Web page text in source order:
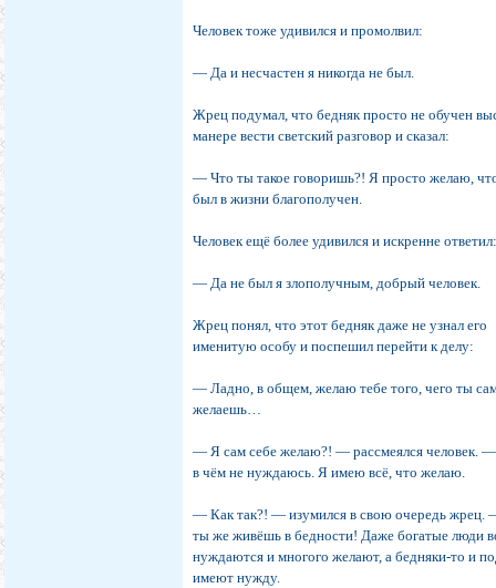
Человек тоже удивился и промолвил:
― Да и несчастен я никогда не был.
Жрец подумал, что бедняк просто не обучен
манере вести светский разговор и сказал:
― Что ты такое говоришь?! Я просто желаю,
был в жизни благополучен.
Человек ещё более удивился и искренне
― Да не был я злополучным, добрый человек.
Жрец понял, что этот бедняк даже не узнал его
именитую особу и поспешил перейти к делу:
― Ладно, в общем, желаю тебе того, чего ты
желаешь…
― Я сам себе желаю?! ― рассмеялся человек.
в чём не нуждаюсь. Я имею всё, что желаю.
― Как так?! ― изумился в свою очередь жрец.
ты же живёшь в бедности! Даже богатые люди
нуждаются и многого желают, а бедняки-то и
имеют нужду.